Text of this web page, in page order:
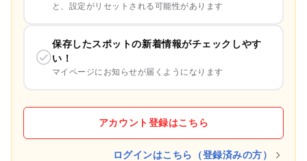
と、設定がリセットされる可能性があります
保存したスポットの新着情報がチェックしやす
い！
マイページにお知らせが届くようになります
アカウント登録はこちら
ログインはこちら（登録済みの方）